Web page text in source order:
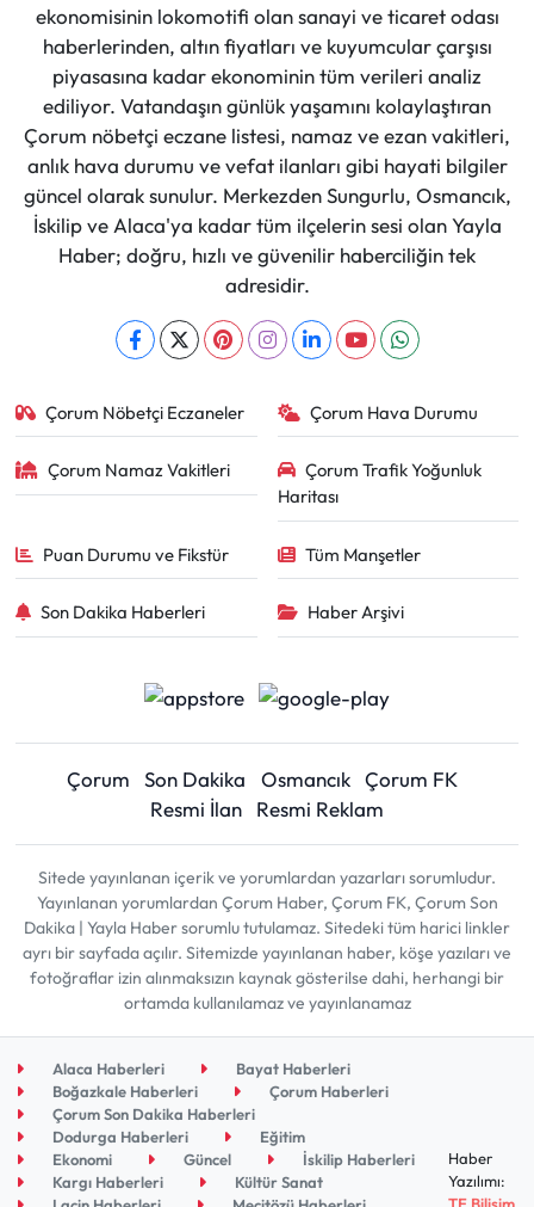
ekonomisinin lokomotifi olan sanayi ve ticaret odası
haberlerinden, altın fiyatları ve kuyumcular çarşısı
piyasasına kadar ekonominin tüm verileri analiz
ediliyor. Vatandaşın günlük yaşamını kolaylaştıran
Çorum nöbetçi eczane listesi, namaz ve ezan vakitleri,
anlık hava durumu ve vefat ilanları gibi hayati bilgiler
güncel olarak sunulur. Merkezden Sungurlu, Osmancık,
İskilip ve Alaca'ya kadar tüm ilçelerin sesi olan Yayla
Haber; doğru, hızlı ve güvenilir haberciliğin tek
adresidir.
Çorum Nöbetçi Eczaneler Çorum Hava Durumu
Çorum Namaz Vakitleri
Çorum Trafik Yoğunluk
Haritası
Puan Durumu ve Fikstür Tüm Manşetler
Son Dakika Haberleri Haber Arşivi
Çorum Son Dakika Osmancık Çorum FK
Resmi İlan
Resmi Reklam
Sitede yayınlanan içerik ve yorumlardan yazarları sorumludur.
Yayınlanan yorumlardan Çorum Haber, Çorum FK, Çorum Son
Dakika | Yayla Haber sorumlu tutulamaz. Sitedeki tüm harici linkler
ayrı bir sayfada açılır. Sitemizde yayınlanan haber, köşe yazıları ve
fotoğraflar izin alınmaksızın kaynak gösterilse dahi, herhangi bir
ortamda kullanılamaz ve yayınlanamaz
Alaca Haberleri
Bayat Haberleri
Boğazkale Haberleri
Çorum Haberleri
Çorum Son Dakika Haberleri
Dodurga Haberleri
Eğitim
Ekonomi
Güncel
İskilip Haberleri
Kargı Haberleri
Kültür Sanat
Haber
Yazılımı: